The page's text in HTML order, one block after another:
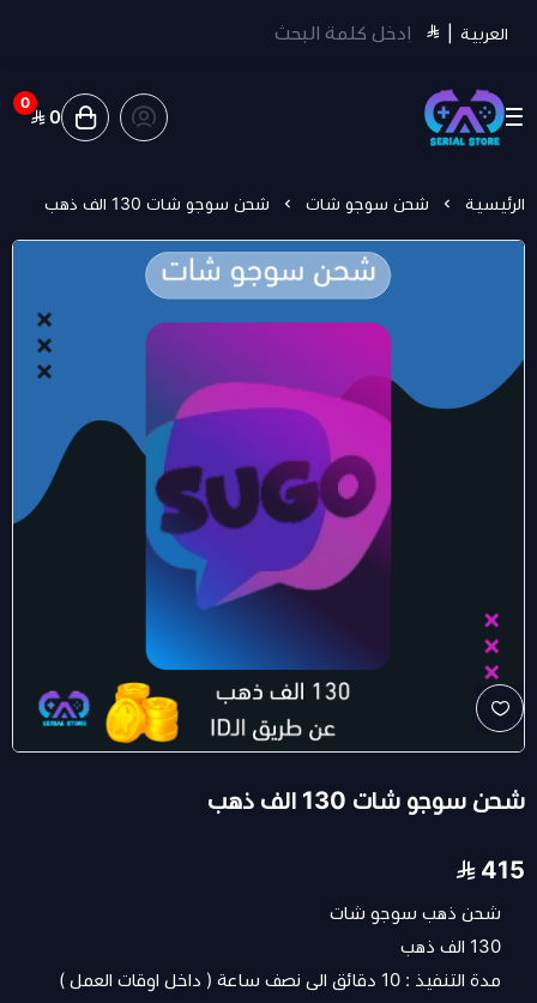
العربية
سيريل ستور | Serial Store
0
0
الرئيسية شحن سوجو شات شحن سوجو شات 130 الف ذهب
شحن سوجو شات 130 الف ذهب
415
شحن ذهب سوجو شات
130 الف ذهب
مدة التنفيذ : 10 دقائق الى نصف ساعة ( داخل اوقات العمل )